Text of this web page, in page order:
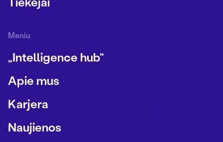
Meniu
„Intelligence hub“
Apie mus
Karjera
Naujienos